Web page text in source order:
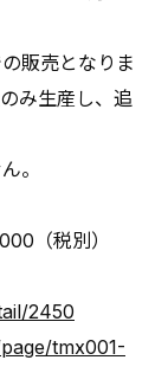
売となりま
み生産し、追
（税別）
2450
tmx001-